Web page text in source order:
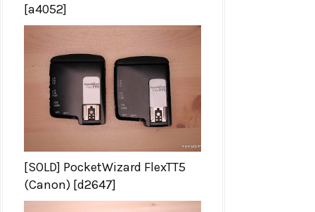
[a4052]
[SOLD] PocketWizard FlexTT5
(Canon) [d2647]